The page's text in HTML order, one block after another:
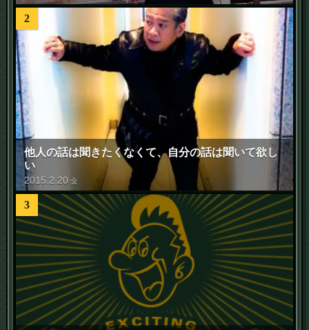
2
他人の話は聞きたくなくて、自分の話は聞いて欲し
い
2015 2 20 金
3